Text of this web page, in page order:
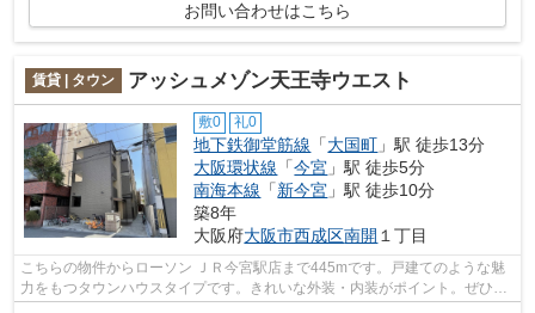
お問い合わせはこちら
賃貸 | タウン アッシュメゾン天王寺ウエスト
敷0 礼0
地下鉄御堂筋線 「大国町 」駅 徒歩13分
大阪環状線 「今宮 」駅 徒歩5分
南海本線 「新今宮 」駅 徒歩10分
築8年
大阪府大阪市西成区南開 １丁目
こちらの物件からローソン ＪＲ今宮駅店まで445mです。戸建てのような魅
力をもつタウンハウスタイプです。きれいな外装・内装がポイント。ぜひ一